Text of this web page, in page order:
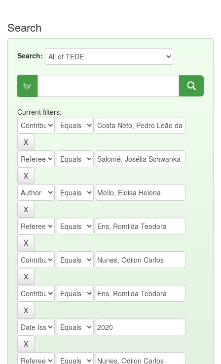
Search
Search:
for
Current filters: